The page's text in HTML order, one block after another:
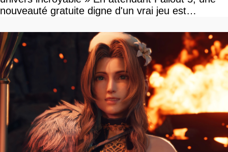
nouveauté gratuite digne d'un vrai jeu est